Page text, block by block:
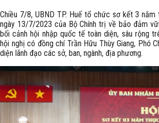
Chiều 7/8, UBND TP. Huế tổ chức sơ kết 3
ngày 13/7/2023 của Bộ Chính trị về bảo đảm
bối cảnh hội nhập quốc tế toàn diện, sâu rộng
hội nghị có đồng chí Trần Hữu Thùy Giang, Phó
diện lãnh đạo các sở, ban, ngành, địa phương.